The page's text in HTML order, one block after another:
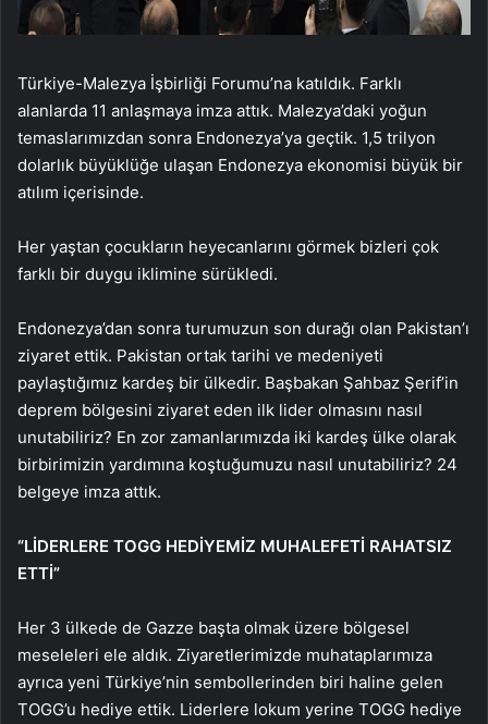
Türkiye-Malezya İşbirliği Forumu’na katıldık. Farklı
alanlarda 11 anlaşmaya imza attık. Malezya’daki yoğun
temaslarımızdan sonra Endonezya’ya geçtik. 1,5 trilyon
dolarlık büyüklüğe ulaşan Endonezya ekonomisi büyük bir
atılım içerisinde.
Her yaştan çocukların heyecanlarını görmek bizleri çok
farklı bir duygu iklimine sürükledi.
Endonezya’dan sonra turumuzun son durağı olan Pakistan’ı
ziyaret ettik. Pakistan ortak tarihi ve medeniyeti
paylaştığımız kardeş bir ülkedir. Başbakan Şahbaz Şerif’in
deprem bölgesini ziyaret eden ilk lider olmasını nasıl
unutabiliriz? En zor zamanlarımızda iki kardeş ülke olarak
birbirimizin yardımına koştuğumuzu nasıl unutabiliriz? 24
belgeye imza attık.
“LİDERLERE TOGG HEDİYEMİZ MUHALEFETİ RAHATSIZ
ETTİ”
Her 3 ülkede de Gazze başta olmak üzere bölgesel
meseleleri ele aldık. Ziyaretlerimizde muhataplarımıza
ayrıca yeni Türkiye’nin sembollerinden biri haline gelen
TOGG’u hediye ettik. Liderlere lokum yerine TOGG hediye